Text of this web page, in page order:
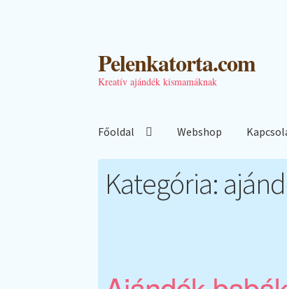
a
navigációhoz
a
tartalomba
Pelenkatorta.com
Kreatív ajándék kismamáknak
Főoldal Webshop
Kategória: